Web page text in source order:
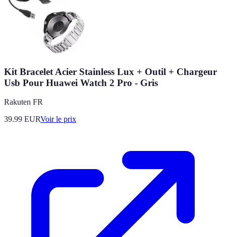
Kit Bracelet Acier Stainless Lux + Outil + Chargeur
Usb Pour Huawei Watch 2 Pro - Gris
Rakuten FR
39.99 EURVoir le prix